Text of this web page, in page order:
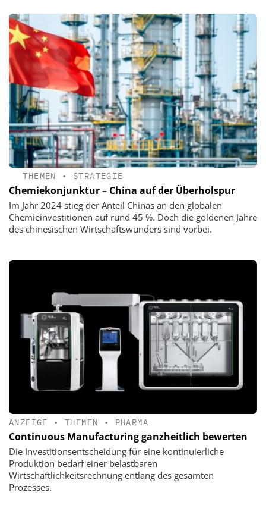
THEMEN • STRATEGIE
Chemiekonjunktur – China auf der Überholspur
Im Jahr 2024 stieg der Anteil Chinas an den globalen
Chemieinvestitionen auf rund 45 %. Doch die goldenen Jahre
des chinesischen Wirtschaftswunders sind vorbei.
ANZEIGE •THEMEN • PHARMA
Continuous Manufacturing ganzheitlich bewerten
Die Investitionsentscheidung für eine kontinuierliche
Produktion bedarf einer belastbaren
Wirtschaftlichkeitsrechnung entlang des gesamten
Prozesses.